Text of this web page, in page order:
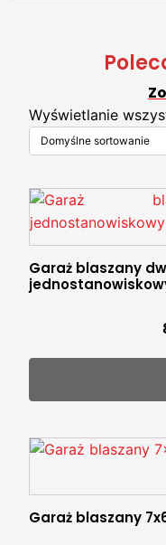
Wyświetlanie
Garaż blaszany
Garaż blaszany